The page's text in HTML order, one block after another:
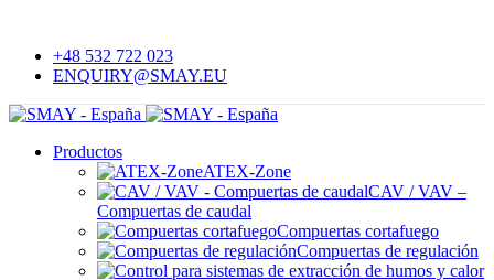
+48 532 722 023
ENQUIRY@SMAY.EU
Productos
ATEX-Zone
CAV / VAV –
Compuertas de caudal
Compuertas cortafuego
Compuertas de regulación